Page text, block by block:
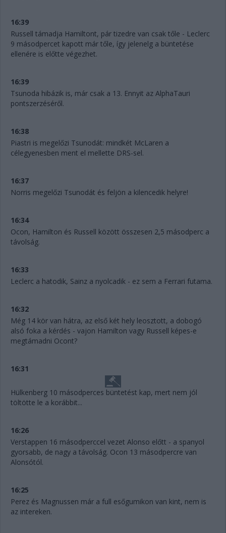
16:39
Russell támadja Hamiltont, pár tizedre van csak tőle - Leclerc
9 másodpercet kapott már tőle, így jelenelg a büntetése
ellenére is előtte végezhet.
16:39
Tsunoda hibázik is, már csak a 13. Ennyit az AlphaTauri
pontszerzéséről.
16:38
Piastri is megelőzi Tsunodát: mindkét McLaren a
célegyenesben ment el mellette DRS-sel.
16:37
Norris megelőzi Tsunodát és feljön a kilencedik helyre!
16:34
Ocon, Hamilton és Russell között összesen 2,5 másodperc a
távolság.
16:33
Leclerc a hatodik, Sainz a nyolcadik - ez sem a Ferrari futama.
16:32
Még 14 kör van hátra, az első két hely leosztott, a dobogó
alsó foka a kérdés - vajon Hamilton vagy Russell képes-e
megtámadni Ocont?
16:31
Hülkenberg 10 másodperces büntetést kap, mert nem jól
töltötte le a korábbit...
16:26
Verstappen 16 másodperccel vezet Alonso előtt - a spanyol
gyorsabb, de nagy a távolság. Ocon 13 másodpercre van
Alonsótól.
16:25
Perez és Magnussen már a full esőgumikon van kint, nem is
az intereken.